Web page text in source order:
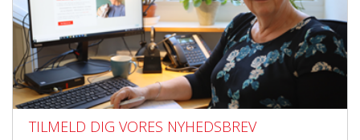
TILMELD DIG VORES NYHEDSBREV